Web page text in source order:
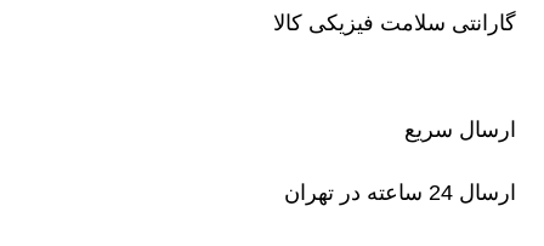
گارانتی سلامت فیزیکی کالا
ارسال سریع
ارسال 24 ساعته در تهران